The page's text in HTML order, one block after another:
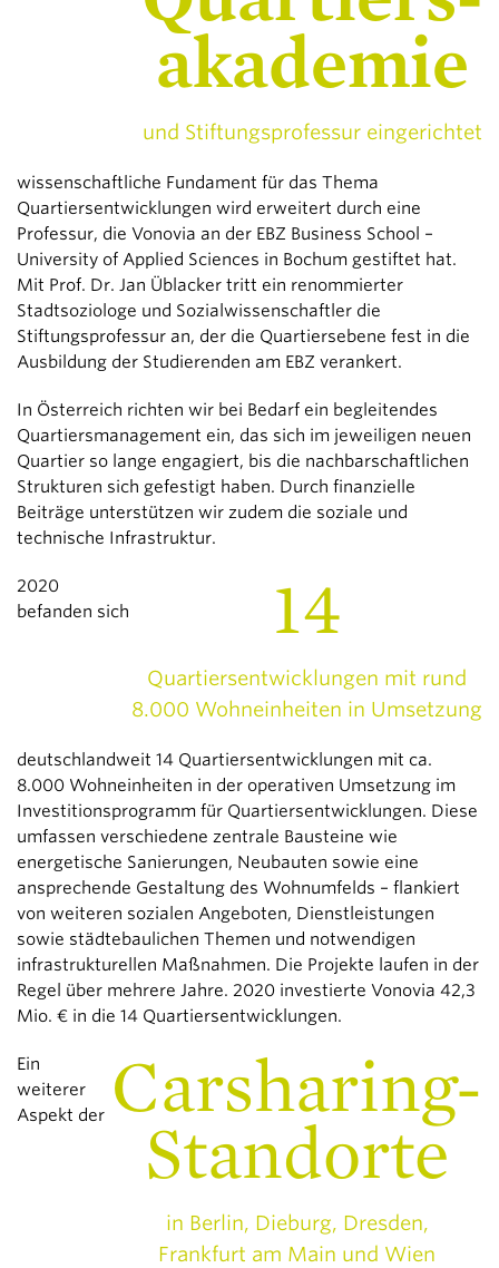
akademie
und Stiftungsprofessur eingerichtet
wissenschaftliche Fundament für das Thema
Quartiersentwicklungen wird erweitert durch eine
Professur, die Vonovia an der EBZ Business School –
University of Applied Sciences in Bochum gestiftet hat.
Mit Prof. Dr. Jan Üblacker tritt ein renommierter
Stadtsoziologe und Sozialwissenschaftler die
Stiftungsprofessur an, der die Quartiersebene fest in die
Ausbildung der Studierenden am EBZ verankert.
In Österreich richten wir bei Bedarf ein begleitendes
Quartiersmanagement ein, das sich im jeweiligen neuen
Quartier so lange engagiert, bis die nachbarschaftlichen
Strukturen sich gefestigt haben. Durch finanzielle
Beiträge unterstützen wir zudem die soziale und
technische Infrastruktur.
14
Quartiersentwicklungen mit rund
8.000 Wohneinheiten in Umsetzung
2020
befanden sich
deutschlandweit 14 Quartiersentwicklungen mit ca.
8.000 Wohneinheiten in der operativen Umsetzung im
Investitionsprogramm für Quartiersentwicklungen. Diese
umfassen verschiedene zentrale Bausteine wie
energetische Sanierungen, Neubauten sowie eine
ansprechende Gestaltung des Wohnumfelds – flankiert
von weiteren sozialen Angeboten, Dienstleistungen
sowie städtebaulichen Themen und notwendigen
infrastrukturellen Maßnahmen. Die Projekte laufen in der
Regel über mehrere Jahre. 2020 investierte Vonovia 42,3
Mio. € in die 14 Quartiersentwicklungen.
Carsharing-
Standorte
in Berlin, Dieburg, Dresden,
Frankfurt am Main und Wien
Ein
weiterer
Aspekt der